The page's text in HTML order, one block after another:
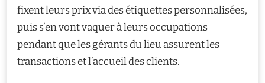
fixent leurs prix via des étiquettes personnalisées,
puis s’en vont vaquer à leurs occupations
pendant que les gérants du lieu assurent les
transactions et l’accueil des clients.